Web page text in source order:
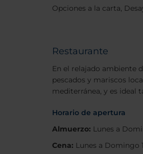
Opciones a la carta,
Restaurante
En el relajado ambiente
pescados y mariscos
mediterránea, y es ideal
Horario de apertura
Almuerzo: Lunes a
Cena: Lunes a Domingo